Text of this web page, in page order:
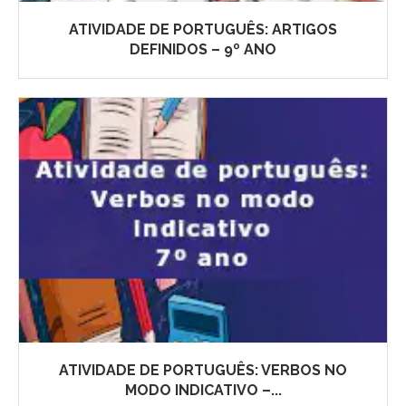
ATIVIDADE DE PORTUGUÊS: ARTIGOS
DEFINIDOS – 9º ANO
ATIVIDADE DE PORTUGUÊS: VERBOS NO
MODO INDICATIVO –...